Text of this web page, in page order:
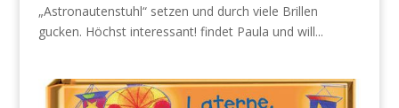
„Astronautenstuhl“ setzen und durch viele Brillen
gucken. Höchst interessant! findet Paula und will...